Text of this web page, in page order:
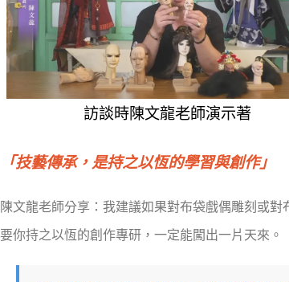
訪談時陳文龍老師演示著
「技藝傳承，是持之以恆的學習與創作」
陳文龍老師分享：我建議如果對布袋戲偶雕刻或
要你持之以恆的創作專研，一定能闖出一片天來。